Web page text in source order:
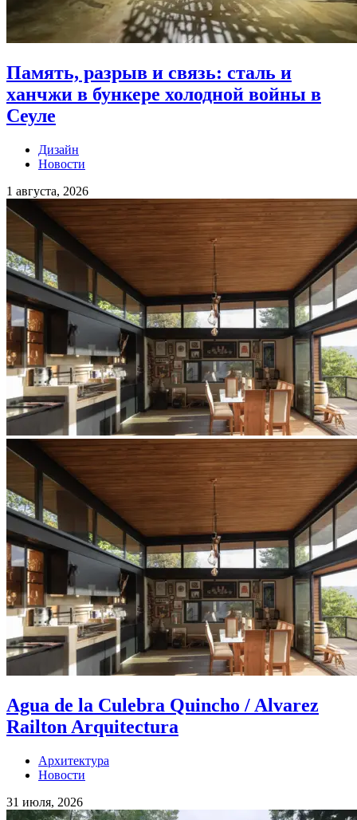
Память, разрыв и связь: сталь и
ханчжи в бункере холодной войны в
Сеуле
Дизайн
Новости
1 августа, 2026
Agua de la Culebra Quincho / Alvarez
Railton Arquitectura
Архитектура
Новости
31 июля, 2026